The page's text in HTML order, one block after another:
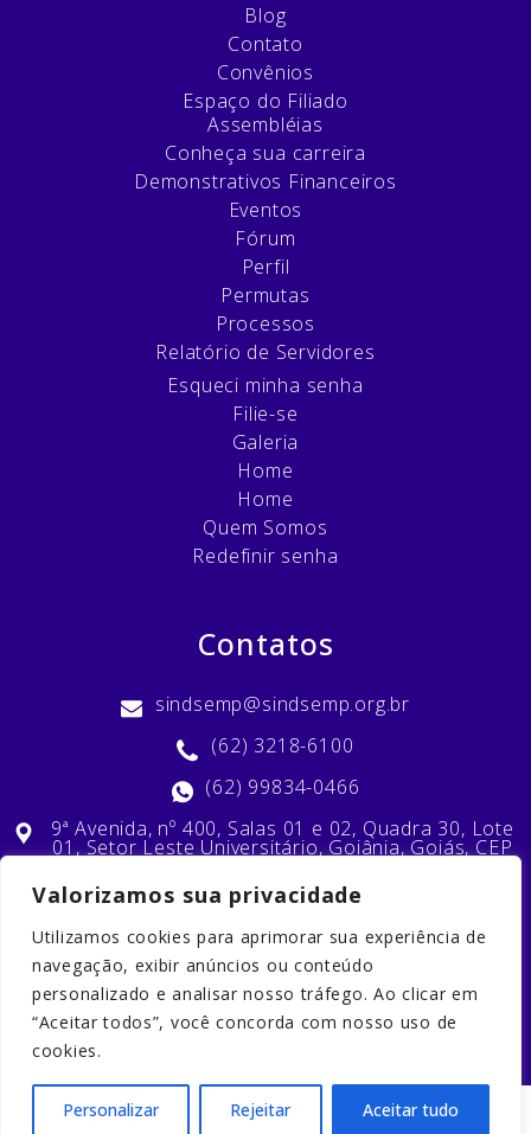
Valorizamos sua privacidade
Utilizamos cookies para aprimorar sua experiência de
navegação, exibir anúncios ou conteúdo
personalizado e analisar nosso tráfego. Ao clicar em
“Aceitar todos”, você concorda com nosso uso de
cookies.
Personalizar Rejeitar Aceitar tudo
Blog
Contato
Convênios
Espaço do Filiado
Assembléias
Conheça sua carreira
Demonstrativos Financeiros
Eventos
Fórum
Perfil
Permutas
Processos
Relatório de Servidores
Esqueci minha senha
Filie-se
Galeria
Home
Home
Quem Somos
Redefinir senha
Contatos
sindsemp@sindsemp.org.br
(62) 3218-6100
(62) 99834-0466
9ª Avenida, nº 400, Salas 01 e 02, Quadra 30, Lote
01, Setor Leste Universitário, Goiânia, Goiás, CEP
Nossas Redes Sociais
2023 © Copyright. Todos os direitos reservados. Desenvolvido por